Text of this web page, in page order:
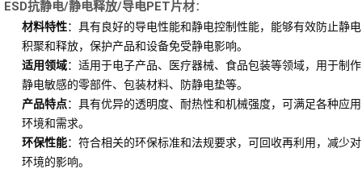
ESD抗静电/静电释放/导电PET片材：
材料特性：具有良好的导电性能和静电控制性能，能够有效防止静电
积聚和释放，保护产品和设备免受静电影响。
适用领域：适用于电子产品、医疗器械、食品包装等领域，用于制作
静电敏感的零部件、包装材料、防静电垫等。
产品特点：具有优异的透明度、耐热性和机械强度，可满足各种应用
环境和需求。
环保性能：符合相关的环保标准和法规要求，可回收再利用，减少对
环境的影响。